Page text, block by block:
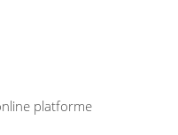
platforme